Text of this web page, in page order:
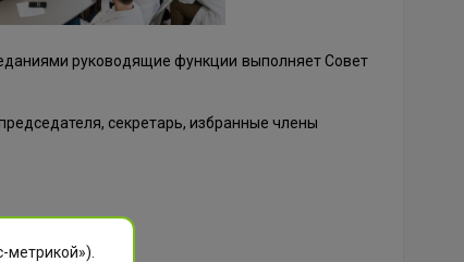
руководящие функции выполняет Совет
секретарь, избранные члены